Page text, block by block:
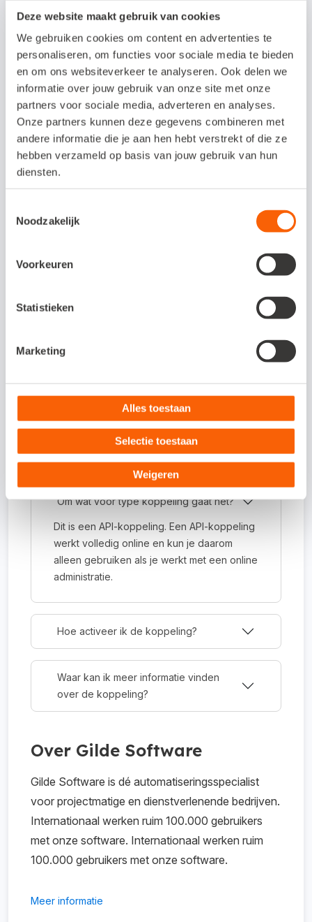
Deze website maakt gebruik van cookies
We gebruiken cookies om content en advertenties te
personaliseren, om functies voor sociale media te bieden
en om ons websiteverkeer te analyseren. Ook delen we
informatie over jouw gebruik van onze site met onze
partners voor sociale media, adverteren en analyses.
Onze partners kunnen deze gegevens combineren met
andere informatie die je aan hen hebt verstrekt of die ze
hebben verzameld op basis van jouw gebruik van hun
diensten.
Noodzakelijk
Voorkeuren
Statistieken
Marketing
Alles toestaan
Selectie toestaan
Weigeren
Mogelijkheid om uit te breiden met mobiele
Mogelijkheid om uit te breiden met een
compleet digitaal archiefsysteem
(papierloos werken)
Kosten koppeling /
proefperiode
Interesse in deze
telefoonnummer 0316-345050.
Veelgestelde vragen
Om wat voor type koppeling gaat het?
Dit is een API-koppeling. Een API-koppeling
werkt volledig online en kun je daarom
alleen gebruiken als je werkt met een online
administratie.
Hoe activeer ik de koppeling?
Waar kan ik meer informatie vinden
over de koppeling?
Over Gilde Software
Gilde Software is dé automatiseringsspecialist
voor projectmatige en dienstverlenende bedrijven.
Internationaal werken ruim 100.000 gebruikers
met onze software. Internationaal werken ruim
100.000 gebruikers met onze software.
Meer informatie